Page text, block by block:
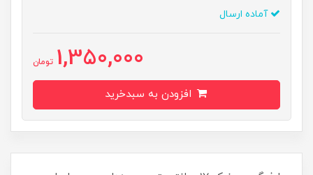
آماده ارسال
1,350,000 تومان